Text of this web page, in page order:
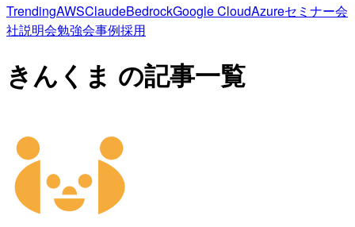
TrendingAWSClaudeBedrockGoogle CloudAzureセミナー会
社説明会勉強会事例採用
きんくま の記事一覧